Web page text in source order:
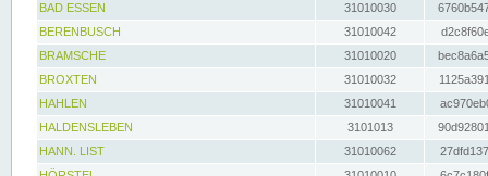
BAD ESSEN
31010030
BERENBUSCH
31010042
BRAMSCHE
31010020
BROXTEN
31010032
HAHLEN
31010041
HALDENSLEBEN
3101013
HANN. LIST
31010062